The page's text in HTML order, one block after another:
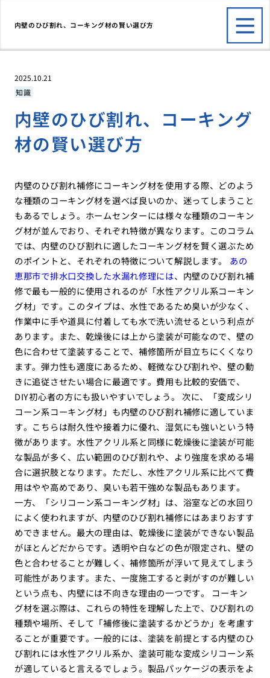
内壁のひび割れ、コーキング材の賢い選び方
2025.10.21
知識
内壁のひび割れ、コーキング
材の賢い選び方
内壁のひび割れ補修にコーキング材を使用する際、どのよう
な種類のコーキング材を選べば良いのか、迷ってしまうこと
もあるでしょう。ホームセンターには様々な種類のコーキン
グ材が並んでおり、それぞれ特徴が異なります。このコラム
では、内壁のひび割れに適したコーキング材を賢く選ぶため
のポイントと、それぞれの特徴について解説します。 あの
恵那市で排水口交換した水漏れ修理には、内壁のひび割れ補
修で最も一般的に使用されるのが「水性アクリル系コーキン
グ材」です。このタイプは、水性であるため臭いが少なく、
作業中に手や道具に付着しても水で洗い流せるという利点が
あります。また、乾燥後には上から塗装が可能なので、壁の
色に合わせて塗装することで、補修箇所が目立ちにくくなり
ます。弾力性も適度にあるため、軽微なひび割れや、壁の動
きに追従させたい場合に最適です。費用も比較的安価で、
DIY初心者の方にも扱いやすいでしょう。 次に、「変成シリ
コーン系コーキング材」も内壁のひび割れ補修に適していま
す。こちらは耐久性や接着力に優れ、湿気にも強いという特
徴があります。水性アクリル系と同様に乾燥後に塗装が可能
な製品が多く、広い範囲のひび割れや、より強度を求める場
合に選択肢となります。ただし、水性アクリル系に比べて費
用はやや高めであり、臭いも若干強めな製品もあります。
一方、「シリコーン系コーキング材」は、浴室などの水回り
によく使われますが、内壁のひび割れ補修にはあまりおすす
めできません。最大の理由は、乾燥後に塗装ができない製品
がほとんどだからです。透明や白などの色が限定され、壁の
色と合わせることが難しく、補修箇所が浮いて見えてしまう
可能性があります。また、一度施工すると剥がすのが難しい
という点も、内壁には不向きな理由の一つです。 コーキン
グ材を選ぶ際は、これらの特性を理解した上で、ひび割れの
種類や場所、そして「補修後に塗装するかどうか」を考慮す
ることが重要です。一般的には、塗装を前提とする内壁のひ
び割れには水性アクリル系か、塗装可能な変成シリコーン系
が適していると言えるでしょう。製品パッケージの表示をよ